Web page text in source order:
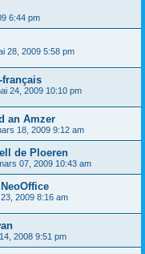
6:44 pm
28, 2009 5:58 pm
24, 2009 10:10 pm
an Amzer
18, 2009 9:12 am
de Ploeren
07, 2009 10:43 am
2009 8:16 am
2008 9:51 pm